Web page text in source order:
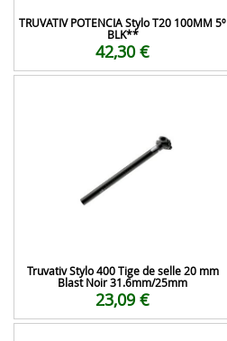
TRUVATIV POTENCIA Stylo T20 100MM 5º
BLK**
42,30 €
Truvativ Stylo 400 Tige de selle 20 mm
Blast Noir 31.6mm/25mm
23,09 €